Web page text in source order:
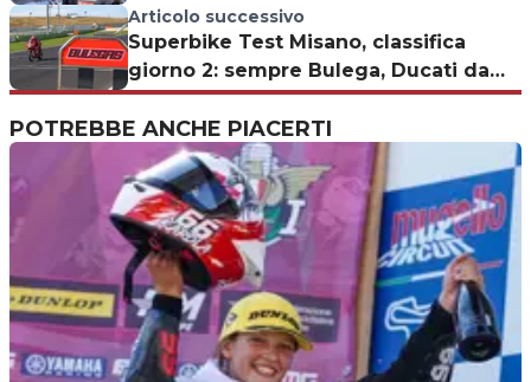
ignorato dalla MotoGP
Articolo successivo
Superbike Test Misano, classifica
giorno 2: sempre Bulega, Ducati da
paura
POTREBBE ANCHE PIACERTI